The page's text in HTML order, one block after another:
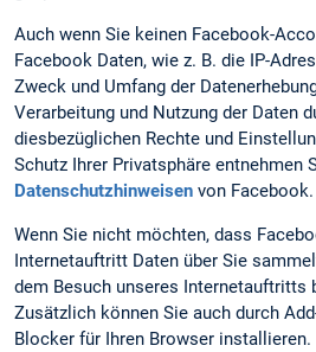
Auch wenn Sie keinen Facebook-
Facebook Daten, wie z. B. die IP-
Zweck und Umfang der
Verarbeitung und Nutzung der Daten
diesbezüglichen Rechte und
Schutz Ihrer Privatsphäre entnehmen
Datenschutzhinweisen von Facebook.
Wenn Sie nicht möchten, dass
Internetauftritt Daten über Sie
dem Besuch unseres Internetauftritts
Zusätzlich können Sie auch durch
Blocker für Ihren Browser installieren.